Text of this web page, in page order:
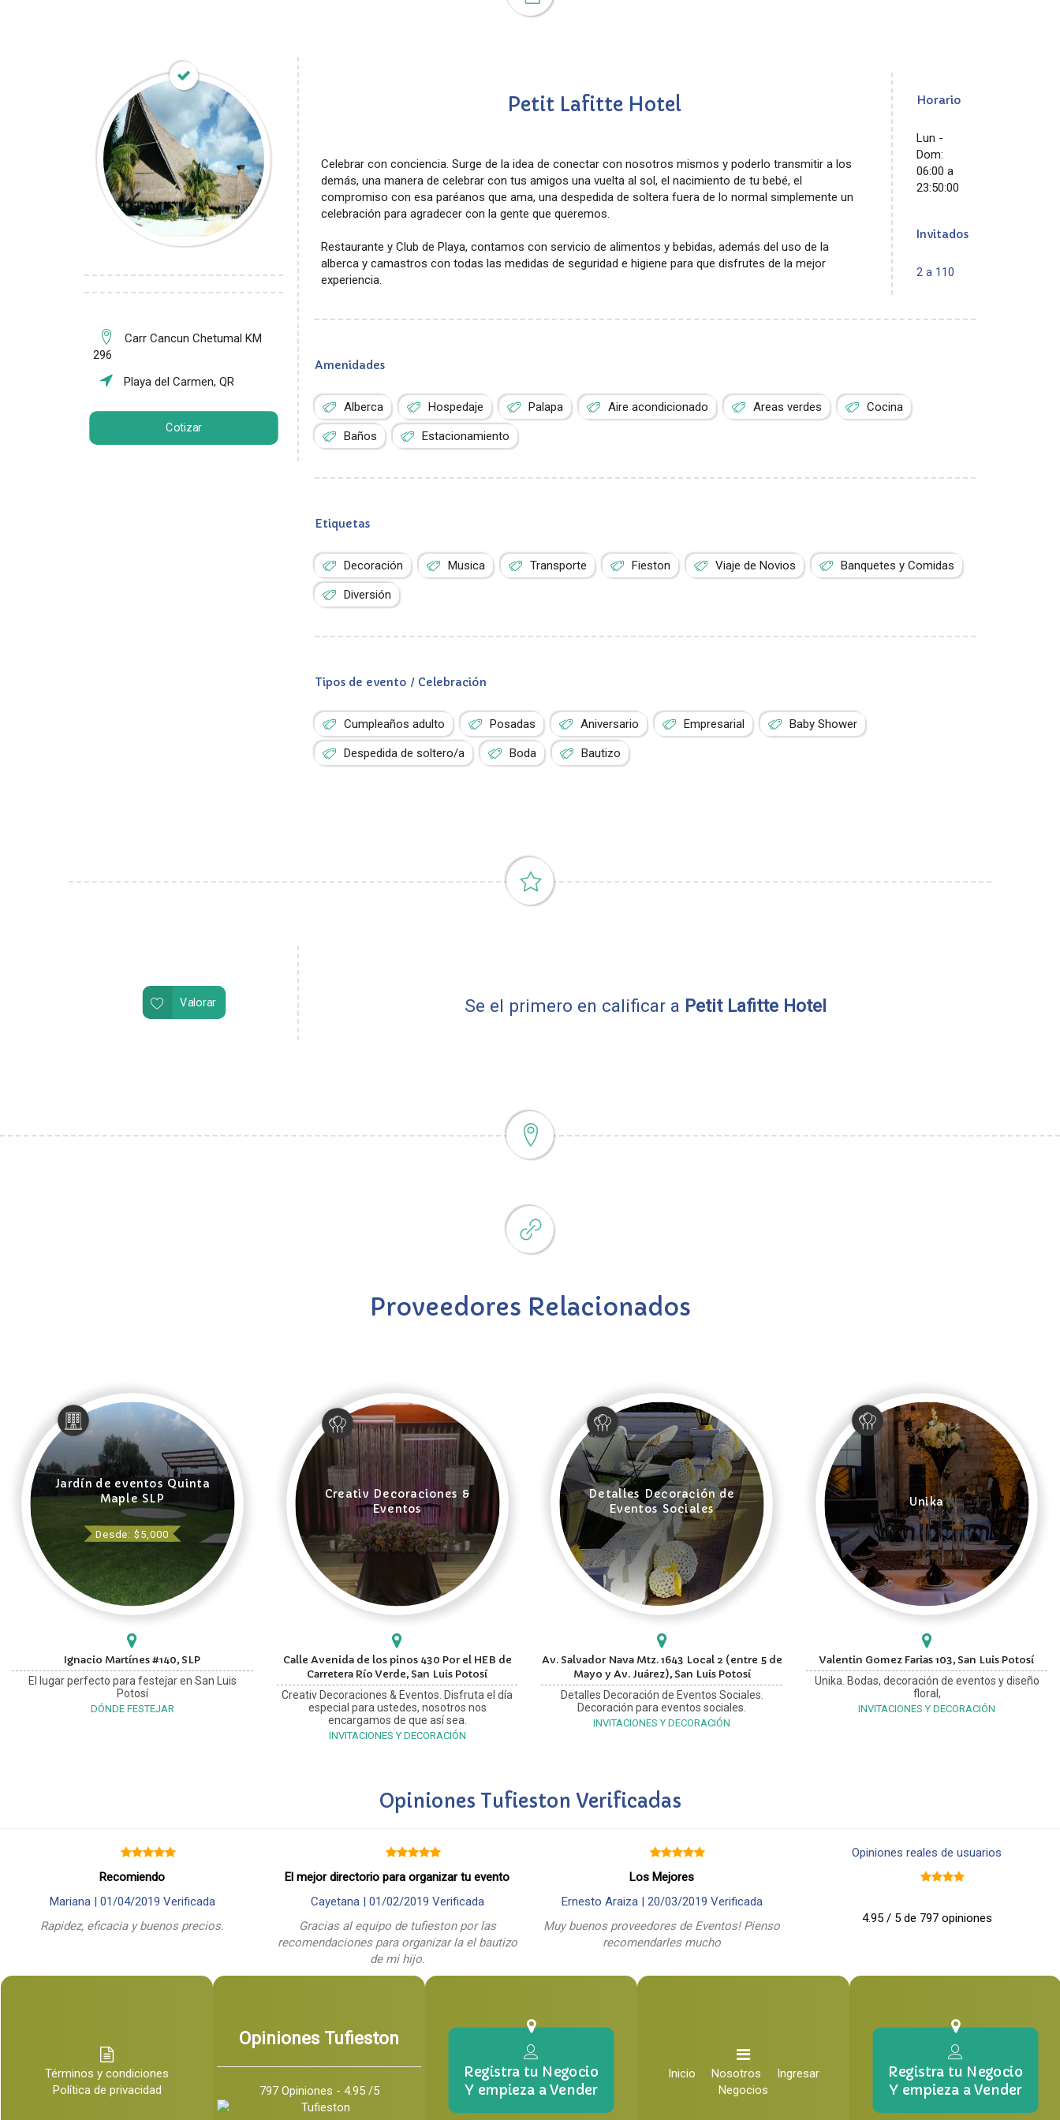
Carr Cancun Chetumal KM
296
Playa del Carmen, QR
Cotizar
Petit Lafitte Hotel
Celebrar con conciencia. Surge de la idea de conectar con nosotros mismos y poderlo transmitir a los
demás, una manera de celebrar con tus amigos una vuelta al sol, el nacimiento de tu bebé, el
compromiso con esa paréanos que ama, una despedida de soltera fuera de lo normal simplemente un
celebración para agradecer con la gente que queremos.
Restaurante y Club de Playa, contamos con servicio de alimentos y bebidas, además del uso de la
alberca y camastros con todas las medidas de seguridad e higiene para que disfrutes de la mejor
experiencia.
Horario
Lun -
Dom:
06:00 a
23:50:00
Invitados
2 a 110
Amenidades
Alberca Hospedaje Palapa Aire acondicionado Areas verdes Cocina
Baños Estacionamiento
Etiquetas
Decoración Musica Transporte Fieston Viaje de Novios Banquetes y Comidas
Diversión
Tipos de evento / Celebración
Cumpleaños adulto Posadas Aniversario Empresarial Baby Shower
Despedida de soltero/a Boda Bautizo
Valorar Se el primero en calificar a Petit Lafitte Hotel
Proveedores Relacionados
Jardín de eventos Quinta
Maple SLP
Desde: $5,000
Ignacio Martínes #140, SLP
El lugar perfecto para festejar en San Luis
Potosí
DÓNDE FESTEJAR
Creativ Decoraciones &
Eventos
Calle Avenida de los pinos 430 Por el HEB de
Carretera Río Verde, San Luis Potosí
Creativ Decoraciones & Eventos. Disfruta el día
especial para ustedes, nosotros nos
encargamos de que así sea.
INVITACIONES Y DECORACIÓN
Detalles Decoración de
Eventos Sociales
Av. Salvador Nava Mtz. 1643 Local 2 (entre 5 de
Mayo y Av. Juárez), San Luis Potosí
Detalles Decoración de Eventos Sociales.
Decoración para eventos sociales.
INVITACIONES Y DECORACIÓN
Unika
Valentin Gomez Farias 103, San Luis Potosí
Unika. Bodas, decoración de eventos y diseño
floral,
INVITACIONES Y DECORACIÓN
Opiniones Tufieston Verificadas
Recomiendo
Mariana | 01/04/2019 Verificada
Rapidez, eficacia y buenos precios.
El mejor directorio para organizar tu evento
Cayetana | 01/02/2019 Verificada
Gracias al equipo de tufieston por las
recomendaciones para organizar la el bautizo
de mi hijo.
Los Mejores
Ernesto Araiza | 20/03/2019 Verificada
Muy buenos proveedores de Eventos! Pienso
recomendarles mucho
Opiniones reales de usuarios
4.95 / 5 de 797 opiniones
Términos y condiciones
Política de privacidad
Opiniones Tufieston
797 Opiniones - 4.95 /5
Registra tu Negocio
Y empieza a Vender
Inicio Nosotros
Ingresar
Negocios
Registra tu Negocio
Y empieza a Vender